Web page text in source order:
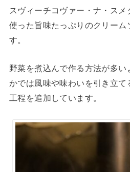
スヴィーチコヴァー・ナ・ス
使った旨味たっぷりのクリーム
す。
野菜を煮込んで作る方法が多
かでは風味や味わいを引き立て
工程を追加しています。